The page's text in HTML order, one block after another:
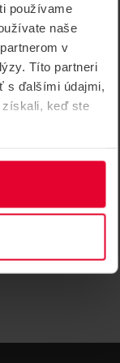
používame
naše
v
Títo partneri
s ďalšími údajmi,
získali, keď ste
rozmery